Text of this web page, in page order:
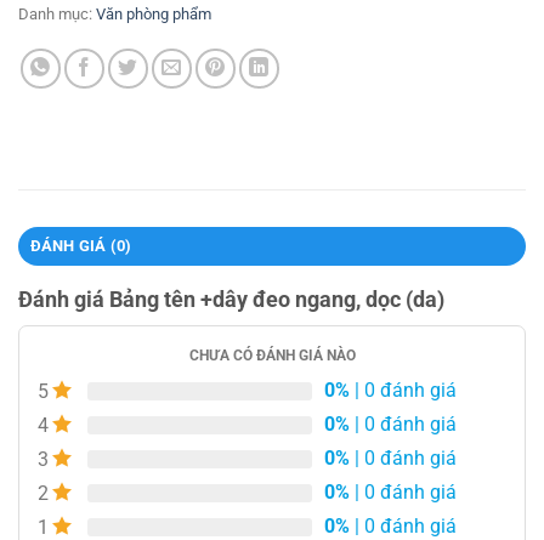
Danh mục: Văn phòng phẩm
ĐÁNH GIÁ (0)
Đánh giá Bảng tên +dây đeo ngang, dọc (da)
CHƯA CÓ ĐÁNH GIÁ NÀO
5 0% | 0 đánh giá
4
0% | 0 đánh giá
3
0% | 0 đánh giá
2
0% | 0 đánh giá
1
0% | 0 đánh giá